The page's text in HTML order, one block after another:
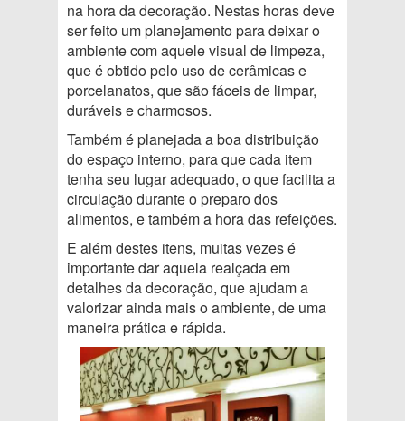
na hora da decoração. Nestas horas deve
ser feito um planejamento para deixar o
ambiente com aquele visual de limpeza,
que é obtido pelo uso de cerâmicas e
porcelanatos, que são fáceis de limpar,
duráveis e charmosos.
Também é planejada a boa distribuição
do espaço interno, para que cada item
tenha seu lugar adequado, o que facilita a
circulação durante o preparo dos
alimentos, e também a hora das refeições.
E além destes itens, muitas vezes é
importante dar aquela realçada em
detalhes da decoração, que ajudam a
valorizar ainda mais o ambiente, de uma
maneira prática e rápida.